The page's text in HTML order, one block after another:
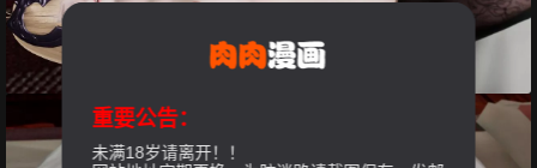
重要公告：
未满18岁请离开！！